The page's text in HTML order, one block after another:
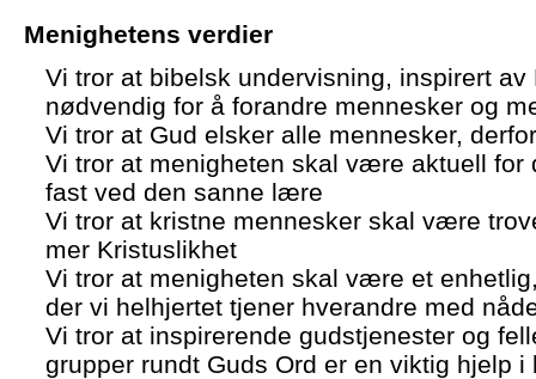
Menighetens verdier
Vi tror at bibelsk undervisning, inspirert av
nødvendig for å forandre mennesker og
Vi tror at Gud elsker alle mennesker,
Vi tror at menigheten skal være aktuell for
fast ved den sanne lære
Vi tror at kristne mennesker skal være
mer Kristuslikhet
Vi tror at menigheten skal være et
der vi helhjertet tjener hverandre med
Vi tror at inspirerende gudstjenester og
grupper rundt Guds Ord er en viktig hjelp i